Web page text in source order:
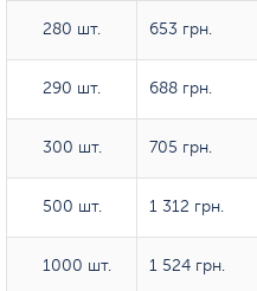
280 шт.
290 шт.
300 шт.
500 шт.
1000 шт.
280 шт. 653 грн.
290 шт. 688 грн.
300 шт. 705 грн.
500 шт. 1 312 грн.
1000 шт. 1 524 грн.